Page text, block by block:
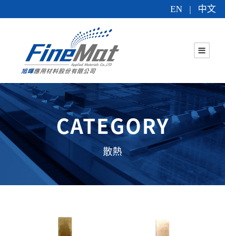
EN | 中文
CATEGORY
散熱